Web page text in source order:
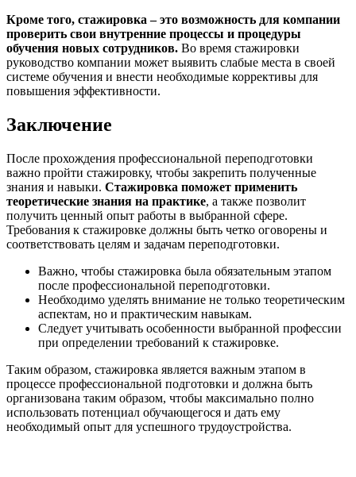
Кроме того, стажировка – это возможность для компании
проверить свои внутренние процессы и процедуры
обучения новых сотрудников. Во время стажировки
руководство компании может выявить слабые места в своей
системе обучения и внести необходимые коррективы для
повышения эффективности.
Заключение
После прохождения профессиональной переподготовки
важно пройти стажировку, чтобы закрепить полученные
знания и навыки. Стажировка поможет применить
теоретические знания на практике, а также позволит
получить ценный опыт работы в выбранной сфере.
Требования к стажировке должны быть четко оговорены и
соответствовать целям и задачам переподготовки.
Важно, чтобы стажировка была обязательным этапом
после профессиональной переподготовки.
Необходимо уделять внимание не только теоретическим
аспектам, но и практическим навыкам.
Следует учитывать особенности выбранной профессии
при определении требований к стажировке.
Таким образом, стажировка является важным этапом в
процессе профессиональной подготовки и должна быть
организована таким образом, чтобы максимально полно
использовать потенциал обучающегося и дать ему
необходимый опыт для успешного трудоустройства.